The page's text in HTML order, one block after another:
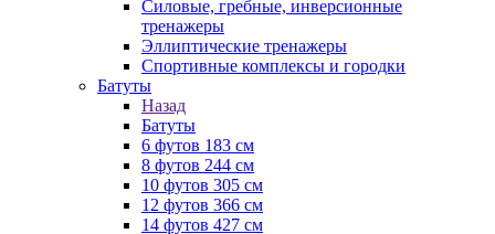
Силовые, гребные, инверсионные
тренажеры
Эллиптические тренажеры
Спортивные комплексы и городки
Батуты
Назад
Батуты
6 футов 183 см
8 футов 244 см
10 футов 305 см
12 футов 366 см
14 футов 427 см